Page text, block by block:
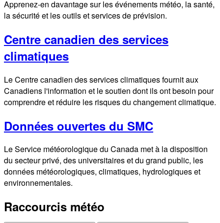
Apprenez-en davantage sur les événements météo, la santé,
la sécurité et les outils et services de prévision.
Centre canadien des services
climatiques
Le Centre canadien des services climatiques fournit aux
Canadiens l'information et le soutien dont ils ont besoin pour
comprendre et réduire les risques du changement climatique.
Données ouvertes du SMC
Le Service météorologique du Canada met à la disposition
du secteur privé, des universitaires et du grand public, les
données météorologiques, climatiques, hydrologiques et
environnementales.
Raccourcis météo